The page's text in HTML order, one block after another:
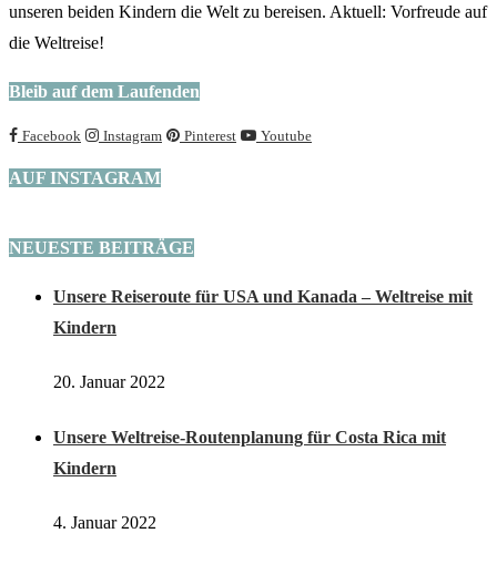
unseren beiden Kindern die Welt zu bereisen. Aktuell: Vorfreude auf
die Weltreise!
Bleib auf dem Laufenden
Facebook Instagram Pinterest Youtube
AUF INSTAGRAM
NEUESTE BEITRÄGE
Unsere Reiseroute für USA und Kanada – Weltreise mit
Kindern
20. Januar 2022
Unsere Weltreise-Routenplanung für Costa Rica mit
Kindern
4. Januar 2022